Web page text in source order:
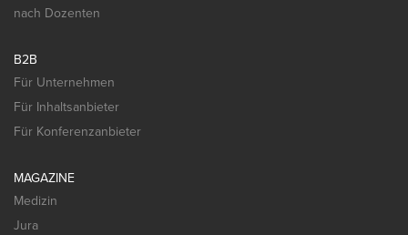
nach Dozenten
B2B
Für Unternehmen
Für Inhaltsanbieter
Für Konferenzanbieter
MAGAZINE
Medizin
Jura